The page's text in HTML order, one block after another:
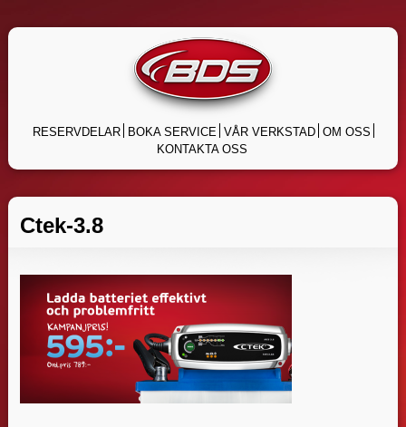
Skip
RESERVDELAR BOKA SERVICE VÅR VERKSTAD OM OSS
KONTAKTA OSS
Ctek-3.8